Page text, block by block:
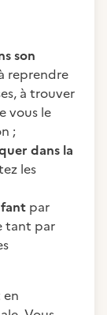
son
reprendre
à trouver
vous le
;
dans la
les
par
tant par